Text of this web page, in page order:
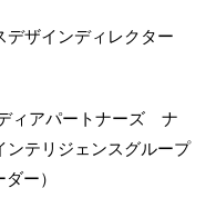
ザインディレクター
ィアパートナーズ ナ
ンテリジェンスグループ
ー）